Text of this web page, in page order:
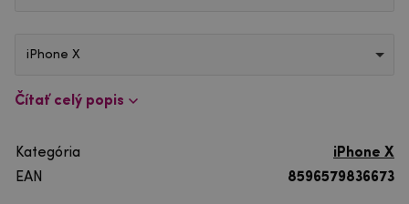
iPhone X
Čítať celý popis
Kategória
iPhone X
EAN
8596579836673